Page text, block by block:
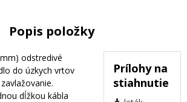
Popis položky
Prílohy na
stiahnutie
odstredivé
do úzkych vrtov
dĺžkou kábla